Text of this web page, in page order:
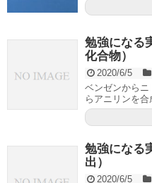
勉強になる
化合物）
2020/6/5
ベンゼンから
らアニリンを
勉強になる
出）
2020/6/5